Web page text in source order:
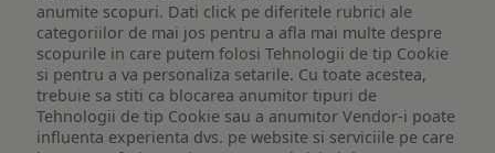
anumite scopuri. Dati click pe diferitele rubrici ale
categoriilor de mai jos pentru a afla mai multe despre
scopurile in care putem folosi Tehnologii de tip Cookie
si pentru a va personaliza setarile. Cu toate acestea,
trebuie sa stiti ca blocarea anumitor tipuri de
Tehnologii de tip Cookie sau a anumitor Vendor-i poate
influenta experienta dvs. pe website si serviciile pe care